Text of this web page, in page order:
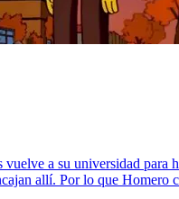
a su universidad
allí. Por lo que Homero